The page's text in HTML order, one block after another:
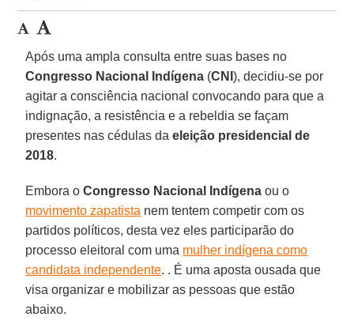
Após uma ampla consulta entre suas bases no
Congresso Nacional Indígena (CNI), decidiu-se por
agitar a consciência nacional convocando para que a
indignação, a resistência e a rebeldia se façam
presentes nas cédulas da eleição presidencial de
2018.
Embora oCongresso Nacional Indígena ou o
movimento zapatista nem tentem competir com os
partidos políticos, desta vez eles participarão do
processo eleitoral com uma mulher indígena como
candidata independente. . É uma aposta ousada que
visa organizar e mobilizar as pessoas que estão
abaixo.